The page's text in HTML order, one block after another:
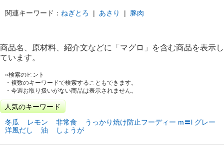
関連キーワード： ねぎとろ | あさり | 豚肉
商品名、原材料、紹介文などに「 マグロ 」を含む商品を表示し
ています。
○検索のヒント
・複数のキーワードで検索することもできます。
・今週お取り扱いがない商品は表示されません。
人気のキーワード
冬瓜
レモン 非常食
うっかり焼け防止フーディー m〓l グレー
洋風だし
油 しょうが